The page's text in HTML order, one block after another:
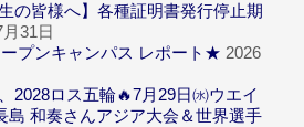
の皆様へ】各種証明書発行停止期
31日
プンキャンパス レポート★ 2026
2028ロス五輪🔥7月29日㈬ウエイ
島 和奏さんアジア大会＆世界選手